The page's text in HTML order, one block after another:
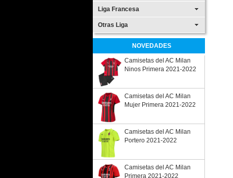
Liga Francesa
Otras Liga
NOVEDADES
Camisetas del AC Milan
Ninos Primera 2021-2022
Camisetas del AC Milan
Mujer Primera 2021-2022
Camisetas del AC Milan
Portero 2021-2022
Camisetas del AC Milan
Primera 2021-2022